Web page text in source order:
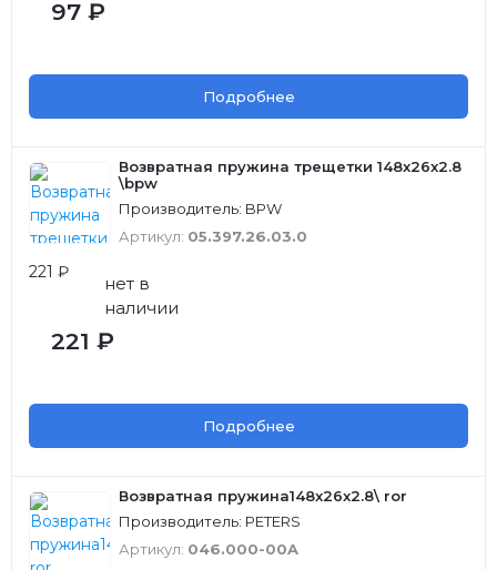
97 ₽
Подробнее
Возвратная пружина трещетки 148x26x2.8
\bpw
Производитель: BPW
Артикул: 05.397.26.03.0
221 ₽
нет в
наличии
221 ₽
Подробнее
Возвратная пружина148x26x2.8\ ror
Производитель: PETERS
Артикул: 046.000-00A